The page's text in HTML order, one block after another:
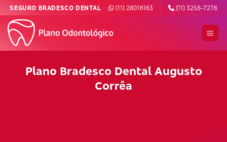
Skip
content
SEGURO BRADESCO DENTAL (11) 28016163 (11) 3256-7276
Plano Bradesco Dental Augusto
Corrêa